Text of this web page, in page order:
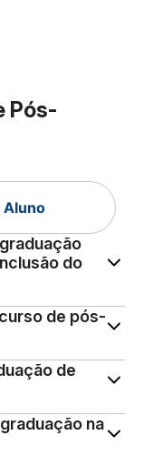
Pós-
Aluno
do
de pós-
de
na